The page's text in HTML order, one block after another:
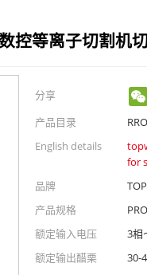
控等离子切割机
分享
产品目录
English details
for
品牌
产品规格
额定输入电压
3相
额定输出醋栗
30-